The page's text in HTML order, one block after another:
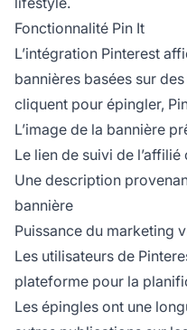
Fonctionnalité Pin It
L’intégration Pinterest
bannières basées sur
cliquent pour épingler,
L’image de la bannière
Le lien de suivi de
Une description
bannière
Puissance du marketing
Les utilisateurs de
plateforme pour la
Les épingles ont une